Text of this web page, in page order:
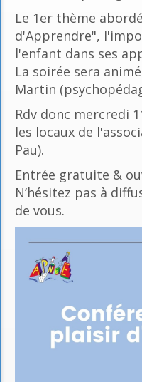
Le 1er thème
d'Apprendre",
l'enfant dans ses
La soirée sera
Martin
Rdv donc mercredi
les locaux de
Pau).
Entrée gratuite &
N’hésitez pas à
de vous.